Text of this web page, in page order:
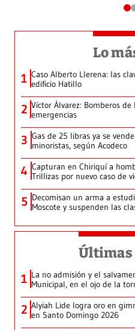
Lo
1 Caso Alberto Llerena: las
edificio Hatillo
2 Víctor Álvarez: Bomberos
emergencias
3 Gas de 25 libras ya se
minoristas, según Acodeco
4 Capturan en Chiriquí a
Trillizas por nuevo caso de
5 Decomisan un arma a
Moscote y suspenden las
1 La no admisión y el
Municipal, en el ojo de la
2 Alyiah Lide logra oro en
en Santo Domingo 2026